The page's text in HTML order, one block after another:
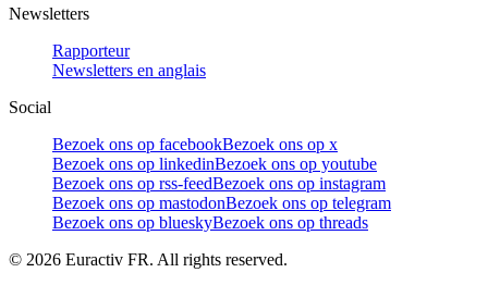
Newsletters
Rapporteur
Newsletters en anglais
Social
Bezoek ons op facebookBezoek ons op x
Bezoek ons op linkedinBezoek ons op youtube
Bezoek ons op rss-feedBezoek ons op instagram
Bezoek ons op mastodonBezoek ons op telegram
Bezoek ons op blueskyBezoek ons op threads
© 2026 Euractiv FR. All rights reserved.